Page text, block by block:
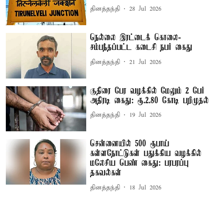
தினத்தந்தி 28 Jul 2026
நெல்லை இரட்டைக் கொலை-
சம்பந்தப்பட்ட கடைசி நபர் கைது
தினத்தந்தி 21 Jul 2026
குதிரை பேர வழக்கில் மேலும் 2 பேர்
அதிரடி கைது: ரூ.2.80 கோடி பறிமுதல்
தினத்தந்தி 19 Jul 2026
சென்னையில் 500 ரூபாய்
கள்ளநோட்டுகள் பதுக்கிய வழக்கில்
மலேசிய பெண் கைது: பரபரப்பு
தகவல்கள்
தினத்தந்தி 18 Jul 2026